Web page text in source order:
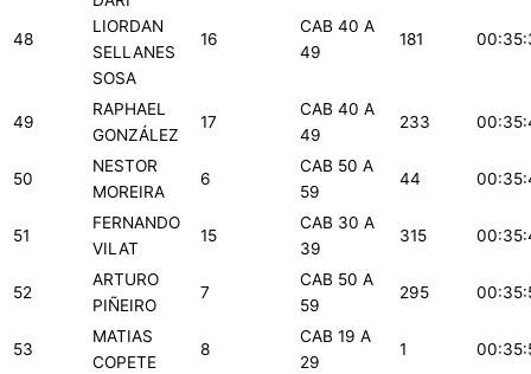
48
LIORDAN
SELLANES
SOSA
16
CAB 40 A
49
181
49
RAPHAEL
GONZÁLEZ
17
CAB 40 A
49
233
50
NESTOR
MOREIRA
6
CAB 50 A
59
44
51
FERNANDO
VILAT
15
CAB 30 A
39
315
52
ARTURO
PIÑEIRO
7
CAB 50 A
59
295
53
MATIAS
COPETE
8
CAB 19 A
29
1